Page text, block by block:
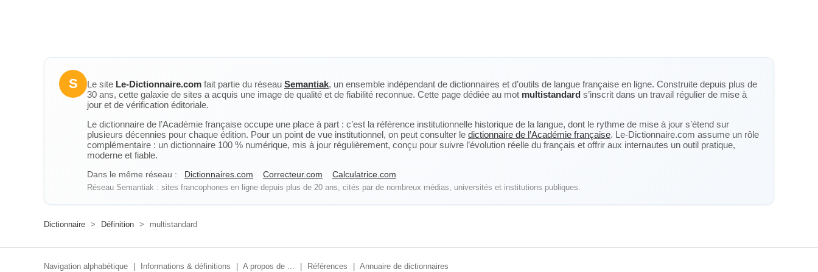
S Le site Le-Dictionnaire.com fait partie du réseau Semantiak, un ensemble indépendant de dictionnaires et d’outils de langue française en ligne. Construite depuis plus de
30 ans, cette galaxie de sites a acquis une image de qualité et de fiabilité reconnue. Cette page dédiée au mot multistandard s’inscrit dans un travail régulier de mise à
jour et de vérification éditoriale.
Le dictionnaire de l’Académie française occupe une place à part : c’est la référence institutionnelle historique de la langue, dont le rythme de mise à jour s’étend sur
plusieurs décennies pour chaque édition. Pour un point de vue institutionnel, on peut consulter le dictionnaire de l’Académie française. Le-Dictionnaire.com assume un rôle
complémentaire : un dictionnaire 100 % numérique, mis à jour régulièrement, conçu pour suivre l’évolution réelle du français et offrir aux internautes un outil pratique,
moderne et fiable.
Dans le même réseau : Dictionnaires.com Correcteur.com Calculatrice.com
Réseau Semantiak : sites francophones en ligne depuis plus de 20 ans, cités par de nombreux médias, universités et institutions publiques.
Dictionnaire > Définition > multistandard
Navigation alphabétique Informations & définitions A propos de ... Références Annuaire de dictionnaires